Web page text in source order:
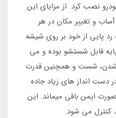
نصب کرد. از مزایای این
و تغییر مکان در هر
پایی از خود بر روی شیشه
قابل شستشو بوده و می
شدن، شست و همچنین قدرت
دست انداز های زیاد جاده
ایمن باقی میماند. این
کنترل می شود.